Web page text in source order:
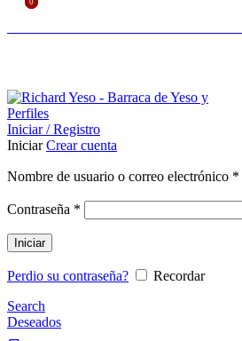
Iniciar / Registro
IniciarCrear cuenta
Nombre de usuario o correo electrónico *
Contraseña *
Iniciar
Perdio su contraseña?
Recordar
Search
Deseados
0
0